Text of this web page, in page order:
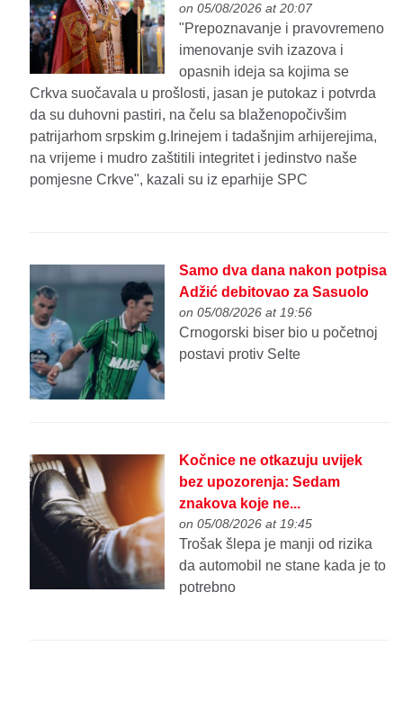
on 05/08/2026 at 20:07
"Prepoznavanje i pravovremeno
imenovanje svih izazova i
opasnih ideja sa kojima se
Crkva suočavala u prošlosti, jasan je putokaz i potvrda
da su duhovni pastiri, na čelu sa blaženopočivšim
patrijarhom srpskim g.Irinejem i tadašnjim arhijerejima,
na vrijeme i mudro zaštitili integritet i jedinstvo naše
pomjesne Crkve", kazali su iz eparhije SPC
Samo dva dana nakon potpisa
Adžić debitovao za Sasuolo
on 05/08/2026 at 19:56
Crnogorski biser bio u početnoj
postavi protiv Selte
Kočnice ne otkazuju uvijek
bez upozorenja: Sedam
znakova koje ne...
on 05/08/2026 at 19:45
Trošak šlepa je manji od rizika
da automobil ne stane kada je to
potrebno